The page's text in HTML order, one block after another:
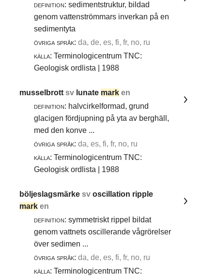
definition: sedimentstruktur, bildad
genom vattenströmmars inverkan på en
sedimentyta
övriga språk: da, de, es, fi, fr, no, ru
källa: Terminologicentrum TNC:
Geologisk ordlista | 1988
musselbrottsv lunate mark en
definition: halvcirkelformad, grund
glacigen fördjupning på yta av berghäll,
med den konve ...
övriga språk: da, es, fi, fr, no, ru
källa: Terminologicentrum TNC:
Geologisk ordlista | 1988
böljeslagsmärkesvoscillation ripple
mark en
definition: symmetriskt rippel bildat
genom vattnets oscillerande vågrörelser
över sedimen ...
övriga språk: da, de, es, fi, fr, no, ru
källa: Terminologicentrum TNC: